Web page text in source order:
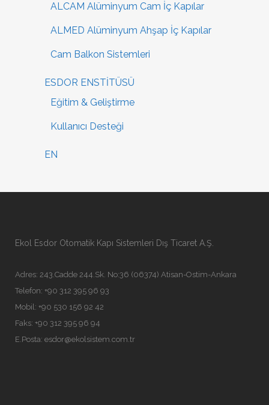
ALCAM Alüminyum Cam İç Kapılar
ALMED Alüminyum Ahşap İç Kapılar
Cam Balkon Sistemleri
ESDOR ENSTİTÜSÜ
Eğitim & Geliştirme
Kullanıcı Desteği
EN
Ekol Esdor Otomatik Kapı Sistemleri Dış Ticaret A.Ş.
Adres: 243.Cadde 244.Sk. No:36 (06374) Atisan-Ostim-Ankara
Telefon: +90 312 395 96 93
Mobil: +90 530 156 92 42
Faks: +90 312 395 96 94
E.Posta: esdor@ekolsistem.com.tr